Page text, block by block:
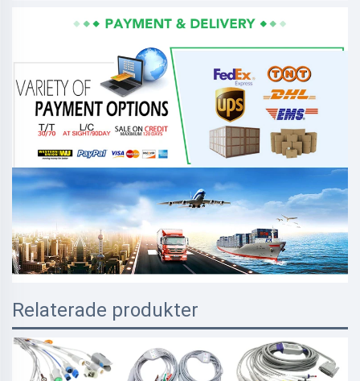
Relaterade produkter